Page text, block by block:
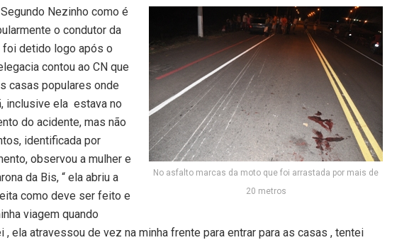
No asfalto marcas da moto que foi arrastada por mais de
20 metros
Nezinho como é
o condutor da
foi detido logo após o
contou ao CN que
casas populares onde
inclusive ela estava no
do acidente, mas não
identificada por
observou a mulher e
da Bis, “ ela abriu a
como deve ser feito e
viagem quando
, ela atravessou de vez na minha frente para entrar para as casas , tentei